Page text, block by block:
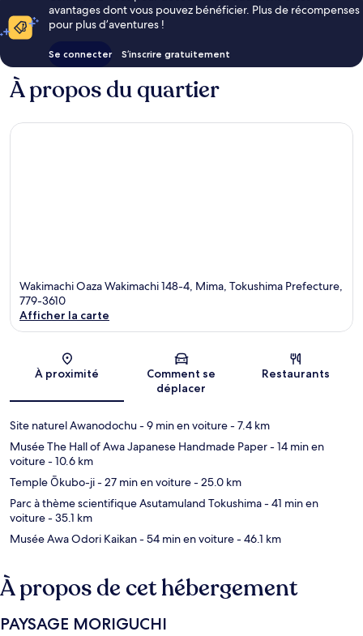
avantages dont vous pouvez bénéficier. Plus de récompenses
pour plus d’aventures !
Se connecter S’inscrire gratuitement
À propos du quartier
Wakimachi Oaza Wakimachi 148-4, Mima, Tokushima Prefecture,
779-3610
Afficher la carte
À proximité
Comment se
déplacer
Restaurants
Site naturel Awanodochu- 9 min en voiture- 7.4 km
Musée The Hall of Awa Japanese Handmade Paper- 14 min en
voiture- 10.6 km
Temple Ōkubo-ji- 27 min en voiture- 25.0 km
Parc à thème scientifique Asutamuland Tokushima- 41 min en
voiture- 35.1 km
Musée Awa Odori Kaikan- 54 min en voiture- 46.1 km
À propos de cet hébergement
PAYSAGE MORIGUCHI